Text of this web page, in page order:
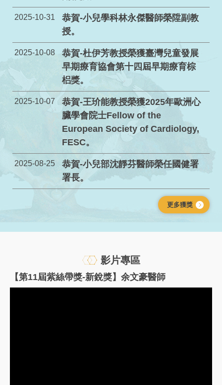
2025-10-31
恭賀-小兒學科林永傑醫師榮陞副教
授。
2025-10-08
恭賀-杜伊芳教授榮獲臺灣兒童發展
早期療育協會第十四屆早期療育棕
梠獎。
2025-10-07
恭賀-王玠能教授榮獲2025年歐洲心
臟學會院士Fellow of the
European Society of Cardiology,
FESC。
2025-08-25
恭賀-小兒部沈靜芬醫師榮任國健署
署長。
更多獲獎
影片專區
【第11屆紫絲帶獎-新銳獎】余文豪醫師